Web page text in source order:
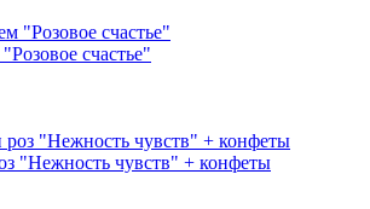
счастье"
"Нежность чувств" + конфеты